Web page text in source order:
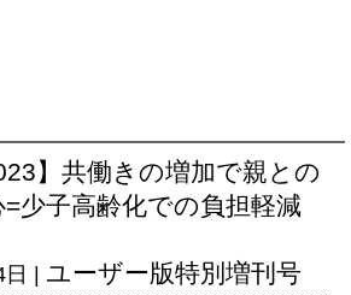
】共働きの増加で親との
少子高齢化での負担軽減
日 | ユーザー版特別増刊号